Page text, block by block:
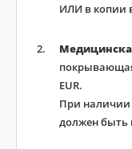
ИЛИ в копии
EUR.
При наличии
должен быть